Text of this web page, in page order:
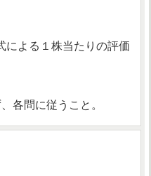
による１株当たりの評価
各問に従うこと。